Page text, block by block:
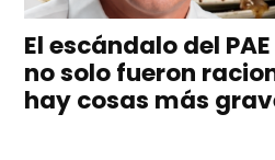
El escándalo del
no solo fueron
hay cosas más